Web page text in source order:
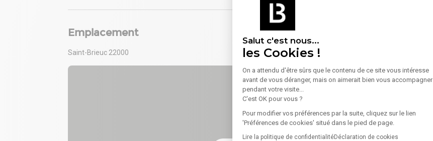
Salut c'est nous...
les Cookies !
On a attendu d'être sûrs que le contenu de ce site vous intéresse
avant de vous déranger, mais on aimerait bien vous accompagner
pendant votre visite...
C'est OK pour vous ?
Pour modifier vos préférences par la suite, cliquez sur le lien
'Préférences de cookies' situé dans le pied de page.
Lire la politique de confidentialitéDéclaration de cookies
Emplacement
Saint-Brieuc 22000